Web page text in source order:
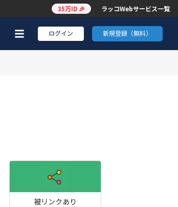
35万ID 🎉 ラッコWebサービス一覧
ログイン 新規登録（無料）
被リンクあり